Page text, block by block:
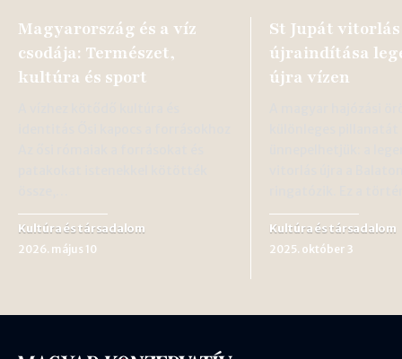
Magyarország és a víz
csodája: Természet,
kultúra és sport
Kultúra és társadalom
2026. május 10
St Jupát vitorlás
újraindítása
újra vízen
Kultúra és társadalom
2025. október 3